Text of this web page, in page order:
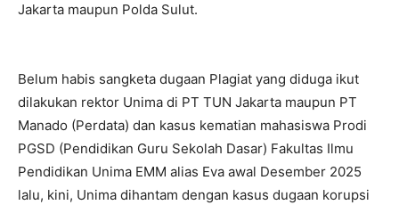
Jakarta maupun Polda Sulut.
Belum habis sangketa dugaan Plagiat yang diduga ikut
dilakukan rektor Unima di PT TUN Jakarta maupun PT
Manado (Perdata) dan kasus kematian mahasiswa Prodi
PGSD (Pendidikan Guru Sekolah Dasar) Fakultas Ilmu
Pendidikan Unima EMM alias Eva awal Desember 2025
lalu, kini, Unima dihantam dengan kasus dugaan korupsi